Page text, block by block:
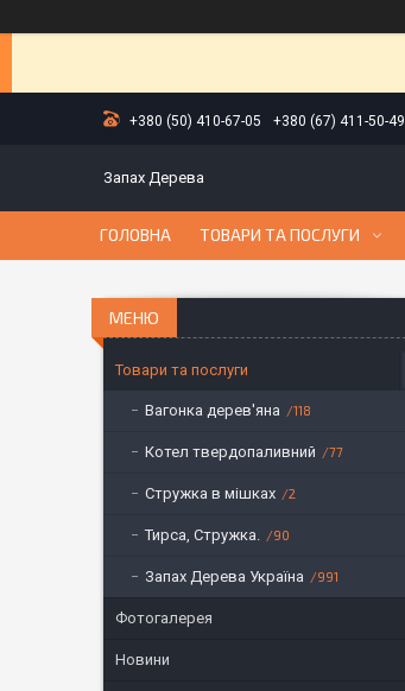
+380 (50) 410-67-05 +380 (67) 411-50-49
Запах Дерева
ГОЛОВНА ТОВАРИ ТА ПОСЛУГИ
Товари та послуги
Вагонка дерев'яна 118
Котел твердопаливний 77
Стружка в мішках 2
Тирса, Стружка. 90
Запах Дерева Україна 991
Фотогалерея
Новини